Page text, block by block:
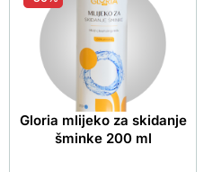
Gloria mlijeko za skidanje
šminke 200 ml